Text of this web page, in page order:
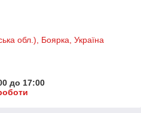
обл.), Боярка, Україна
до 17:00